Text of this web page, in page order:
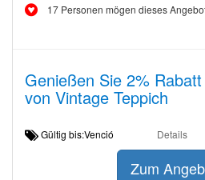
17 Personen mögen dieses
Genießen Sie 2%
von Vintage Teppich
Gültig bis:Venció Details
Zum